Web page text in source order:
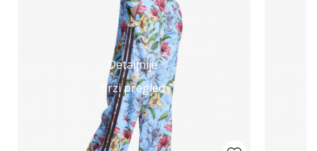
Detaljnije
Brzi pregled